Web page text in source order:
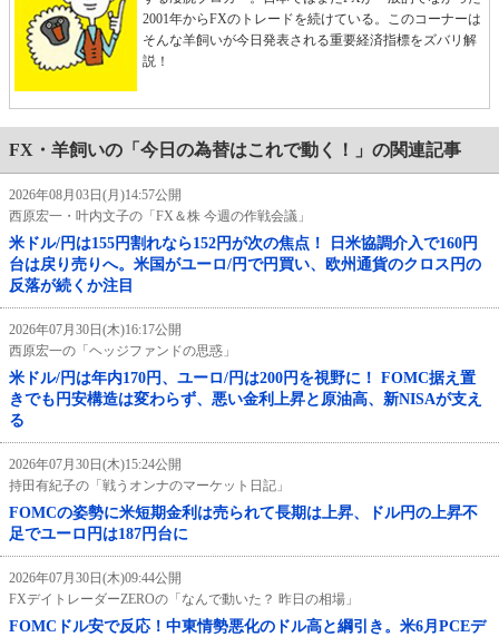
2001年からFXのトレードを続けている。このコーナーは
そんな羊飼いが今日発表される重要経済指標をズバリ解
説！
FX・羊飼いの「今日の為替はこれで動く！」の関連記事
2026年08月03日(月)14:57公開
西原宏一・叶内文子の「FX＆株 今週の作戦会議」
米ドル/円は155円割れなら152円が次の焦点！ 日米協調介入で160円
台は戻り売りへ。米国がユーロ/円で円買い、欧州通貨のクロス円の
反落が続くか注目
2026年07月30日(木)16:17公開
西原宏一の「ヘッジファンドの思惑」
米ドル/円は年内170円、ユーロ/円は200円を視野に！ FOMC据え置
きでも円安構造は変わらず、悪い金利上昇と原油高、新NISAが支え
る
2026年07月30日(木)15:24公開
持田有紀子の「戦うオンナのマーケット日記」
FOMCの姿勢に米短期金利は売られて長期は上昇、ドル円の上昇不
足でユーロ円は187円台に
2026年07月30日(木)09:44公開
FXデイトレーダーZEROの「なんで動いた？ 昨日の相場」
FOMCドル安で反応！中東情勢悪化のドル高と綱引き。米6月PCEデ